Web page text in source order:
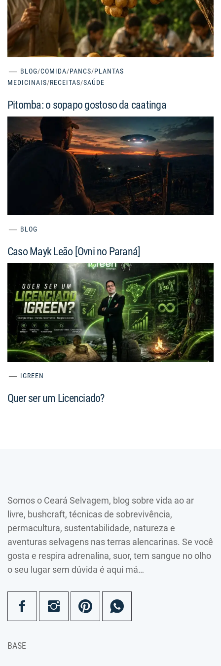
BLOG/COMIDA/PANCS/PLANTAS
MEDICINAIS/RECEITAS/SAÚDE
Pitomba: o sopapo gostoso da caatinga
BLOG
Caso Mayk Leão [Ovni no Paraná]
IGREEN
Quer ser um Licenciado?
Somos o Ceará Selvagem, blog sobre vida ao ar
livre, bushcraft, técnicas de sobrevivência,
permacultura, sustentabilidade, natureza e
aventuras selvagens nas terras alencarinas. Se você
gosta e respira adrenalina, suor, tem sangue no olho
o seu lugar sem dúvida é aqui má…
BASE